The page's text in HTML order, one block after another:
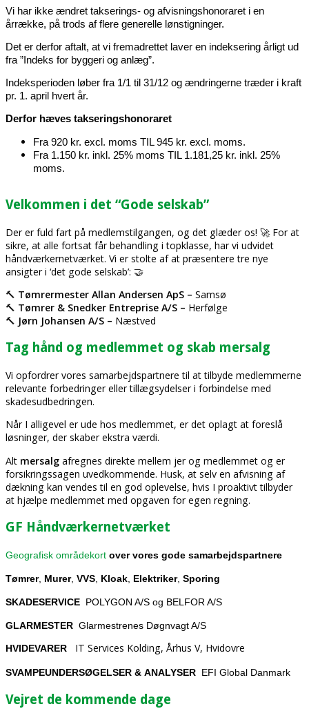
Vi har ikke ændret takserings- og afvisningshonoraret i en
årrække, på trods af flere generelle lønstigninger.
Det er derfor aftalt, at vi fremadrettet laver en indeksering årligt ud
fra ”Indeks for byggeri og anlæg”.
Indeksperioden løber fra 1/1 til 31/12 og ændringerne træder i kraft
pr. 1. april hvert år.
Derfor hæves takseringshonoraret
Fra 920 kr. excl. moms TIL 945 kr. excl. moms.
Fra 1.150 kr. inkl. 25% moms TIL 1.181,25 kr. inkl. 25%
moms.
Velkommen i det “Gode selskab”
Der er fuld fart på medlemstilgangen, og det glæder os! 🚀 For at
sikre, at alle fortsat får behandling i topklasse, har vi udvidet
håndværkernetværket. Vi er stolte af at præsentere tre nye
ansigter i ‘det gode selskab’: 🤝
🔨 Tømrermester Allan Andersen ApS – Samsø
🔨 Tømrer & Snedker Entreprise A/S – Herfølge
🔨 Jørn Johansen A/S – Næstved
Tag hånd og medlemmet og skab mersalg
Vi opfordrer vores samarbejdspartnere til at tilbyde medlemmerne
relevante forbedringer eller tillægsydelser i forbindelse med
skadesudbedringen.
Når I alligevel er ude hos medlemmet, er det oplagt at foreslå
løsninger, der skaber ekstra værdi.
Alt mersalg afregnes direkte mellem jer og medlemmet og er
forsikringssagen uvedkommende. Husk, at selv en afvisning af
dækning kan vendes til en god oplevelse, hvis I proaktivt tilbyder
at hjælpe medlemmet med opgaven for egen regning.
GF Håndværkernetværket
Geografisk områdekort over vores gode samarbejdspartnere
Tømrer, Murer, VVS Kloak Elektriker, Sporing
SKADESERVICE POLYGON A/S og BELFOR A/S
GLARMESTER Glarmestrenes Døgnvagt A/S
HVIDEVARER IT Services Kolding, Århus V, Hvidovre
SVAMPEUNDERSØGELSER & ANALYSER EFI Global Danmark
Vejret de kommende dage